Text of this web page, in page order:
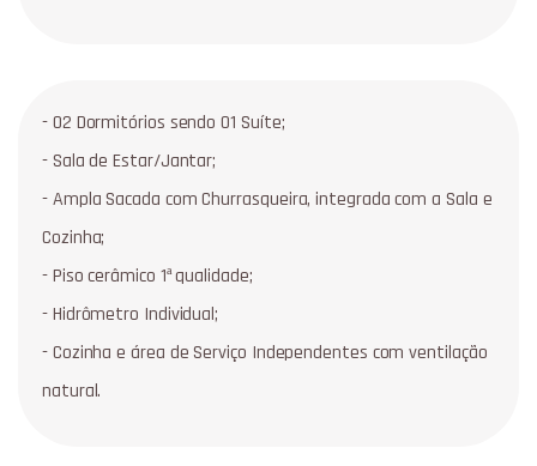
- 02 Dormitórios sendo 01 Suíte;
- Sala de Estar/Jantar;
- Ampla Sacada com Churrasqueira, integrada com a Sala e
Cozinha;
- Piso cerâmico 1ª qualidade;
- Hidrômetro Individual;
- Cozinha e área de Serviço Independentes com ventilação
natural.